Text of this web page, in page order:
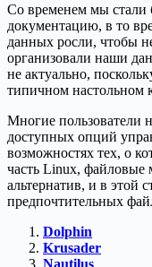
Со временем мы стали
документацию, в то
данных росли, чтобы
организовали наши
не актуально,
типичном настольном
Многие пользователи
доступных опций
возможностях тех, о
часть Linux, файловые
альтернатив, и в этой
предпочтительных
Dolphin
Krusader
Nautilus